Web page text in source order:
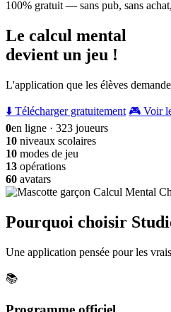
100% gratuit — sans pub, sans
Le calcul mental
devient un jeu !
L'application que les élèves
⬇️ Télécharger gratuitement 🎮 Voir
0en ligne · 323 joueurs
10 niveaux scolaires
10 modes de jeu
13 opérations
60 avatars
Pourquoi choisir
Une application pensée pour les
📚